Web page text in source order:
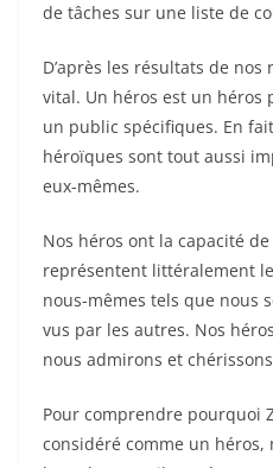
de tâches sur une liste de
D’après les résultats de
vital. Un héros est un
un public spécifiques. En
héroïques sont tout aussi
eux-mêmes.
Nos héros ont la capacité
représentent littéralement
nous-mêmes tels que nous
vus par les autres. Nos
nous admirons et
Pour comprendre pourquoi
considéré comme un